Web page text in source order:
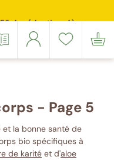
de réduction dès
connecter
de
souhaits
panier
- Page 5
et la bonne santé de
bio spécifiques à
de karité et d'aloe